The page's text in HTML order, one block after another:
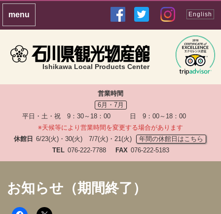
Ishikawa Local Products Center
English
営業時間
6月・7月
平日・土・祝 9：30～18：00 日 9：00～18：00
※天候等により営業時間を変更する場合があります
休館日 6/23(火)・30(火) 7/7(火)・21(火)
年間の休館日はこちら
TEL 076-222-7788 FAX 076-222-5183
お知らせ（期間終了）